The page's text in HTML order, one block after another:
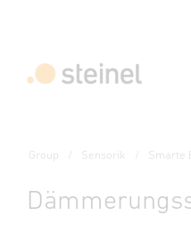
Group Sensorik Smarte